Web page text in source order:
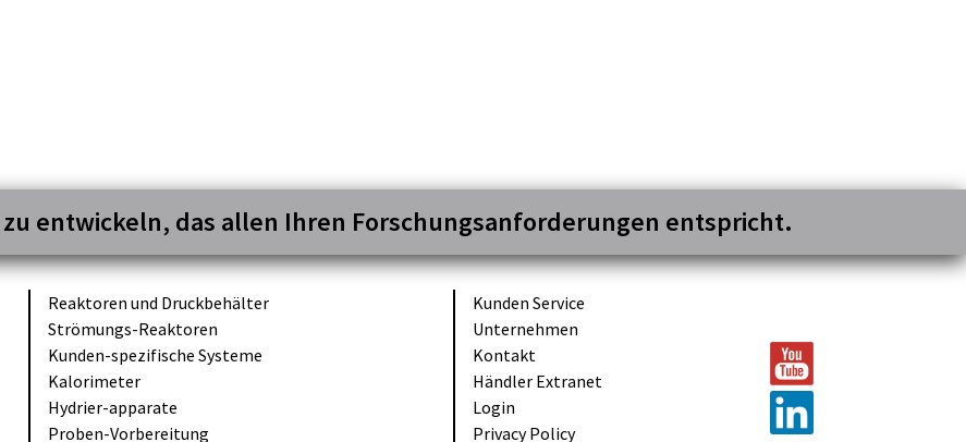
entwickeln, das allen Ihren Forschungsanforderungen entspricht.
Kunden Service
Unternehmen
Kontakt
Händler Extranet
Login
Privacy Policy
Reaktoren und Druckbehälter
Strömungs-Reaktoren
Kunden-spezifischeSysteme
Kalorimeter
Hydrier-apparate
Proben-Vorbereitung